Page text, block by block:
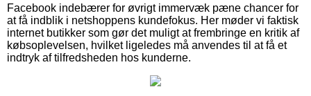
Facebook indebærer for øvrigt immervæk pæne chancer for
at få indblik i netshoppens kundefokus. Her møder vi faktisk
internet butikker som gør det muligt at frembringe en kritik af
købsoplevelsen, hvilket ligeledes må anvendes til at få et
indtryk af tilfredsheden hos kunderne.